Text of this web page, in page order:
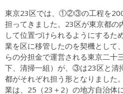
東京23区では、①②③の工程を
担ってきました。23区が東京都の
して位置づけられるようにする
業を区に移管したのを契機とし
らの分担金で運営される東京二十
下、清掃一組）が、③は23区と清
都がそれぞれ担う形となりました
業は、25（23＋2）の地方自治体